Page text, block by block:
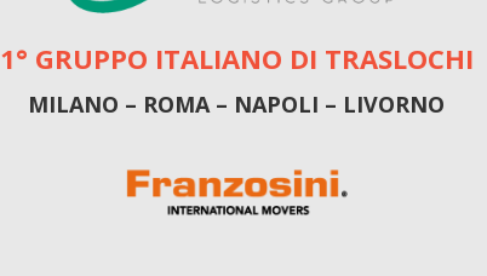
1° GRUPPO ITALIANO DI TRASLOCHI
MILANO – ROMA – NAPOLI – LIVORNO